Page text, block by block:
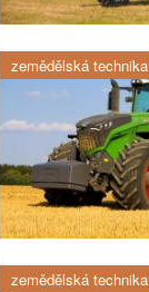
zemědělská technika
zemědělská technika